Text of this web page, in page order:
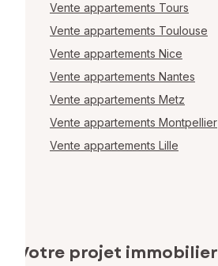
Vente appartements Tours
Vente appartements Toulouse
Vente appartements Nice
Vente appartements Nantes
Vente appartements Metz
Vente appartements Montpellier
Vente appartements Lille
Votre projet immobilier